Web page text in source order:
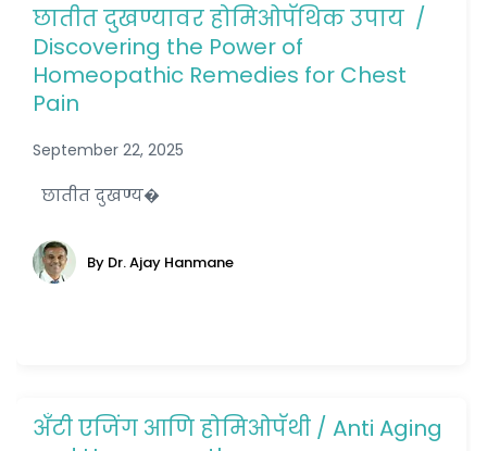
छातीत दुखण्यावर होमिओपॅथिक उपाय /
Discovering the Power of
Homeopathic Remedies for Chest
Pain
September 22, 2025
छातीत दुखण्य�
By Dr. Ajay Hanmane
अँटी एजिंग आणि होमिओपॅथी / Anti Aging